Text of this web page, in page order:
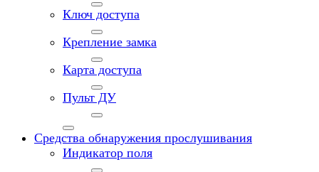
Ключ доступа
Крепление замка
Карта доступа
Пульт ДУ
Средства обнаружения прослушивания
Индикатор поля